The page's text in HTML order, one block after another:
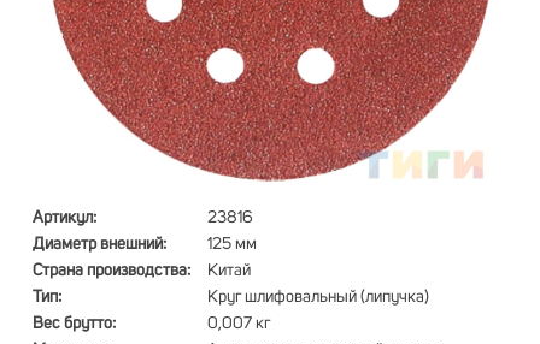
Артикул:
23816
Диаметр внешний:
125 мм
Страна производства:
Китай
Тип:
Круг шлифовальный (липучка)
Вес брутто:
0,007 кг